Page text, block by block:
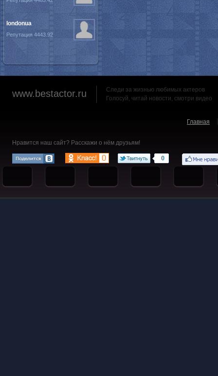
londonua
Репутация 4443.92
www.bestactor.ru
Следи за жизнью любимых актеров
Голосуй, читай новости, смотри видео
Главная
Нравится наш сайт? Расскажи о нём друзьям!